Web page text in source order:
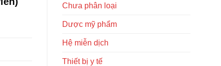
Chưa phân loại
Dược mỹ phẩm
Hệ miễn dịch
Thiết bị y tế